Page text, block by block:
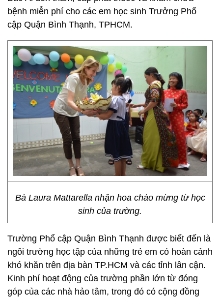
bệnh miễn phí cho các em học sinh Trưởng Phổ
cập Quận Bình Thạnh, TPHCM.
Bà Laura Mattarella nhận hoa chào mừng từ học
sinh của trường.
Trường Phổ cập Quận Bình Thạnh được biết đến là
ngôi trường học tập của những trẻ em có hoàn cảnh
khó khăn trên địa bàn TP.HCM và các tỉnh lân cận.
Kinh phí hoạt động của trường phần lớn từ đóng
góp của các nhà hảo tâm, trong đó có cộng đồng